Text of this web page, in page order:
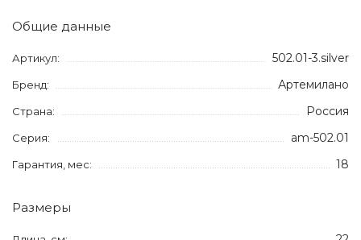
Общие данные
Артикул: 502.01-3.silver
Бренд: Артемилано
Страна: Россия
Серия: am-502.01
Гарантия, мес: 18
Размеры